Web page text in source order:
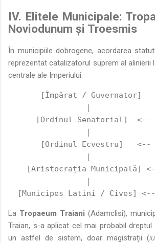
IV. Elitele Municipale:
Noviodunum și Troesmis
În municipiile dobrogene, acordarea
reprezentat catalizatorul suprem al alinierii
centrale ale Imperiului.
       [Împărat / Guvernator]
                 |
[Ordinul Senatorial]
                 |
[Ordinul Ecvestru]
                 |
[Aristocrația Municipală]
                 |
[Municipes Latini / Cives]
La Tropaeum Traiani (Adamclisi),
Traian, s-a aplicat cel mai probabil dreptul
un astfel de sistem, doar magistrații (